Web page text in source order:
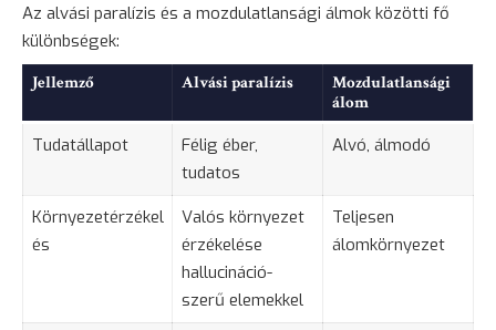
Az alvási paralízis és a mozdulatlansági álmok közötti fő
különbségek:
Jellemző Alvási paralízis
Mozdulatlansági
álom
Tudatállapot
Félig éber,
tudatos
Alvó, álmodó
Környezetérzékel
és
Valós környezet
érzékelése
hallucináció-
szerű elemekkel
Teljesen
álomkörnyezet